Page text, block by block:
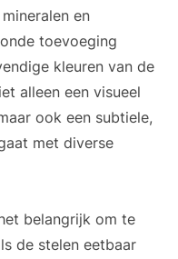
en
toevoeging
kleuren van de
alleen een visueel
ook een subtiele,
met diverse
belangrijk om te
de stelen eetbaar